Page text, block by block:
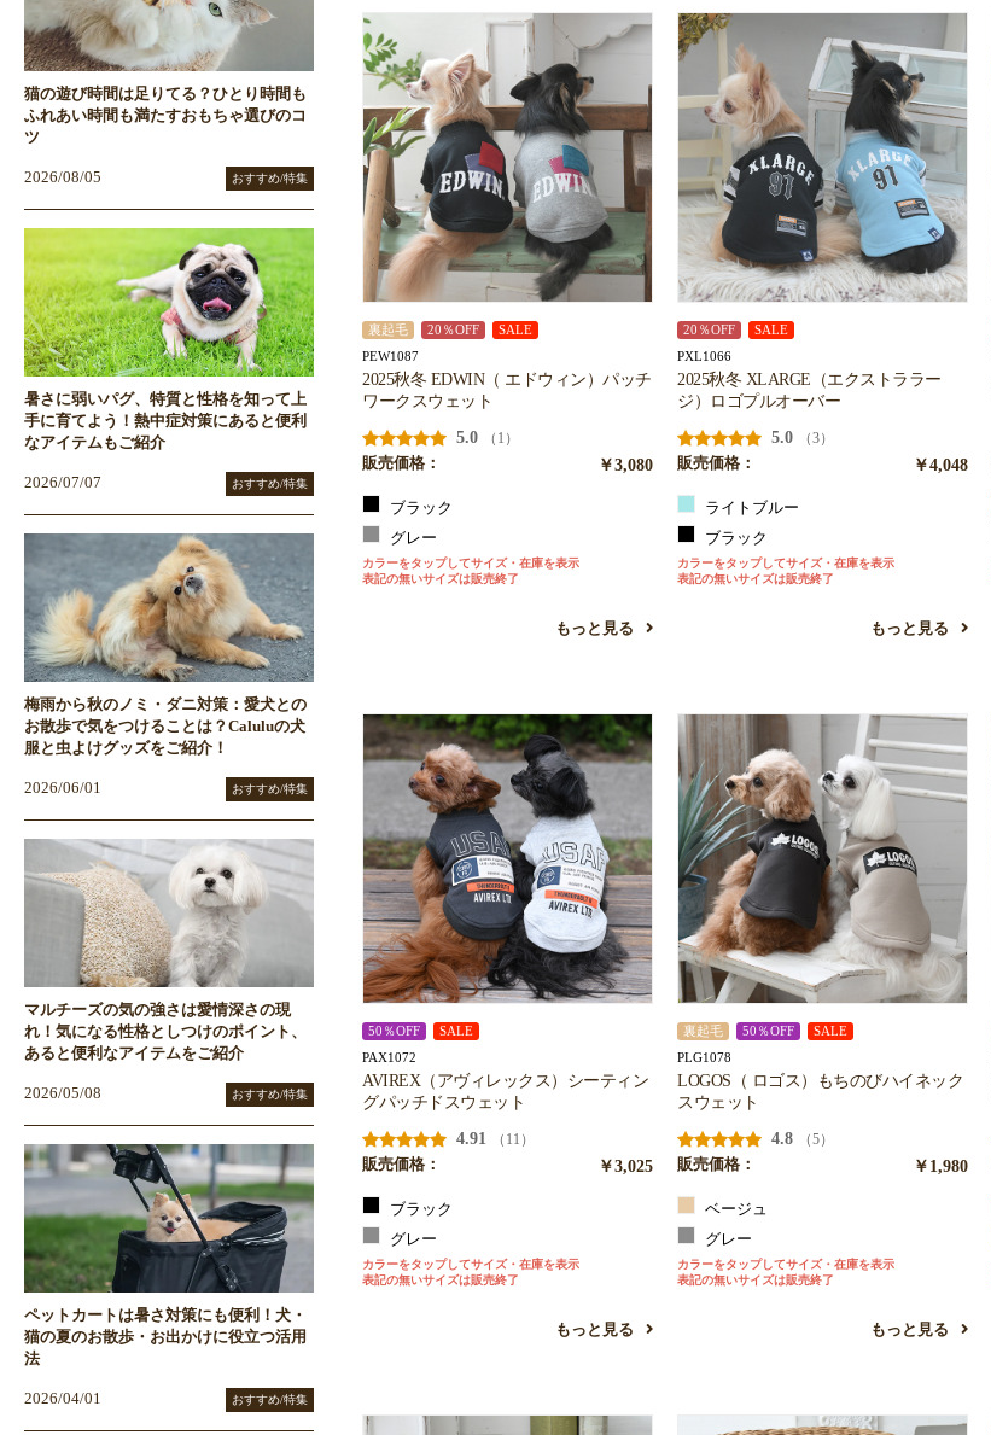
裏起毛 20％OFF SALE
PEW1087
2025秋冬 EDWIN（ エドウィン）パッチ
ワークスウェット
5.0
（1）
販売価格：
￥3,080
ブラック
グレー
カラーをタップしてサイズ・在庫を表示
表記の無いサイズは販売終了
もっと見る
20％OFF SALE
PXL1066
2025秋冬 XLARGE（エクストララー
ジ）ロゴプルオーバー
5.0
（3）
販売価格：
￥4,048
ライトブルー
ブラック
カラーをタップしてサイズ・在庫を表示
表記の無いサイズは販売終了
もっと見る
50％OFF SALE
PAX1072
AVIREX（アヴィレックス）シーティン
グパッチドスウェット
4.91
（11）
販売価格：
￥3,025
ブラック
グレー
カラーをタップしてサイズ・在庫を表示
表記の無いサイズは販売終了
もっと見る
裏起毛 50％OFF SALE
PLG1078
LOGOS（ ロゴス）もちのびハイネック
スウェット
4.8
（5）
販売価格：
￥1,980
ベージュ
グレー
カラーをタップしてサイズ・在庫を表示
表記の無いサイズは販売終了
もっと見る
猫の遊び時間は足りてる？ひとり時間も
ふれあい時間も満たすおもちゃ選びのコ
ツ
2026/08/05 おすすめ/特集
暑さに弱いパグ、特質と性格を知って上
手に育てよう！熱中症対策にあると便利
なアイテムもご紹介
2026/07/07 おすすめ/特集
梅雨から秋のノミ・ダニ対策：愛犬との
お散歩で気をつけることは？Caluluの犬
服と虫よけグッズをご紹介！
2026/06/01 おすすめ/特集
マルチーズの気の強さは愛情深さの現
れ！気になる性格としつけのポイント、
あると便利なアイテムをご紹介
2026/05/08 おすすめ/特集
ペットカートは暑さ対策にも便利！犬・
猫の夏のお散歩・お出かけに役立つ活用
法
2026/04/01 おすすめ/特集